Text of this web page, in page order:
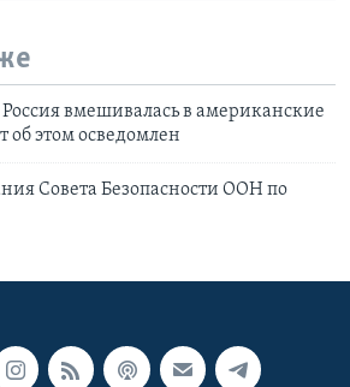
вмешивалась в американские
об этом осведомлен
Совета Безопасности ООН по